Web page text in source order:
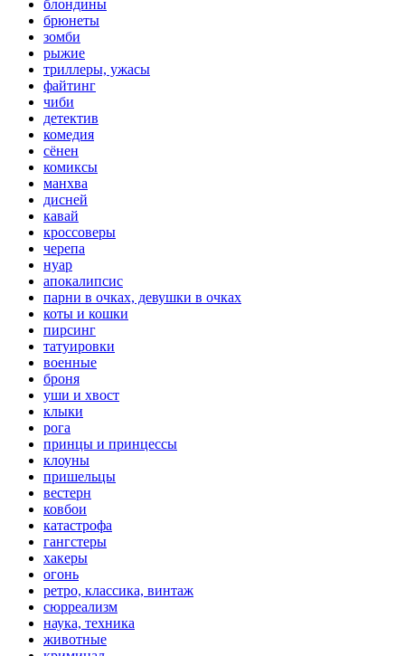
блондины
брюнеты
зомби
рыжие
триллеры, ужасы
файтинг
чиби
детектив
комедия
сёнен
комиксы
манхва
дисней
кавай
кроссоверы
черепа
нуар
апокалипсис
парни в очках, девушки в очках
коты и кошки
пирсинг
татуировки
военные
броня
уши и хвост
клыки
рога
принцы и принцессы
клоуны
пришельцы
вестерн
ковбои
катастрофа
гангстеры
хакеры
огонь
ретро, классика, винтаж
сюрреализм
наука, техника
животные